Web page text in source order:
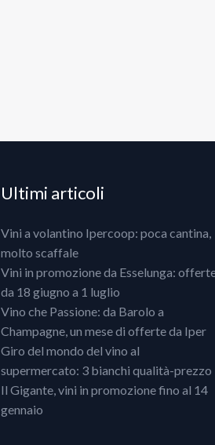
Ultimi articoli
Vini a volantino Ipercoop: poca cantina,
molto scaffale
Vini in promozione da Esselunga:
da 18 giugno a 1 luglio
Vino che Passione: da Barolo a
Champagne, un mese di offerte da Iper
Giro del mondo del vino al
supermercato: 3 bianchi qualità-prezzo
Il Gigante, vini in promozione fino al 14
gennaio